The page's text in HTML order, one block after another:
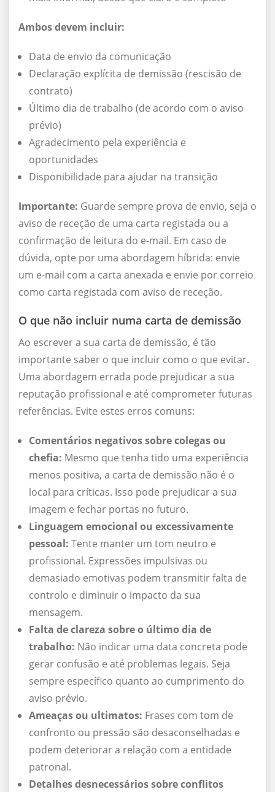
Ambos devem incluir:
Data de envio da comunicação
Declaração explícita de demissão (rescisão de
contrato)
Último dia de trabalho (de acordo com o aviso
prévio)
Agradecimento pela experiência e
oportunidades
Disponibilidade para ajudar na transição
Importante: Guarde sempre prova de envio, seja o
aviso de receção de uma carta registada ou a
confirmação de leitura do e-mail. Em caso de
dúvida, opte por uma abordagem híbrida: envie
um e-mail com a carta anexada e envie por correio
como carta registada com aviso de receção.
O que não incluir numa carta de demissão
Ao escrever a sua carta de demissão, é tão
importante saber o que incluir como o que evitar.
Uma abordagem errada pode prejudicar a sua
reputação profissional e até comprometer futuras
referências. Evite estes erros comuns:
Comentários negativos sobre colegas ou
chefia: Mesmo que tenha tido uma experiência
menos positiva, a carta de demissão não é o
local para críticas. Isso pode prejudicar a sua
imagem e fechar portas no futuro.
Linguagem emocional ou excessivamente
pessoal: Tente manter um tom neutro e
profissional. Expressões impulsivas ou
demasiado emotivas podem transmitir falta de
controlo e diminuir o impacto da sua
mensagem.
Falta de clareza sobre o último dia de
trabalho: Não indicar uma data concreta pode
gerar confusão e até problemas legais. Seja
sempre específico quanto ao cumprimento do
aviso prévio.
Ameaças ou ultimatos: Frases com tom de
confronto ou pressão são desaconselhadas e
podem deteriorar a relação com a entidade
patronal.
Detalhes desnecessários sobre conflitos